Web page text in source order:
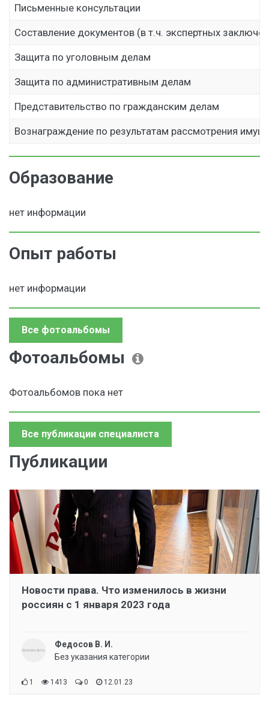
Письменные консультации
Составление документов (в т.ч. экспертных
Защита по уголовным делам
Защита по административным делам
Представительство по гражданским делам
Вознаграждение по результатам рассмотрения
Образование
нет информации
Опыт работы
нет информации
Все фотоальбомы
Фотоальбомы
Фотоальбомов пока нет
Все публикации специалиста
Публикации
Новости права. Что изменилось в жизни
россиян с 1 января 2023 года
Федосов В. И.
Без указания категории
1 1413 0 12.01.23